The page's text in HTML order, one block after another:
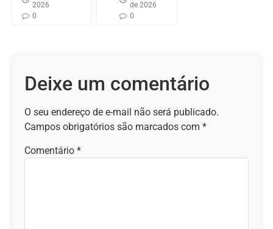
2026
0
de 2026
0
Deixe um comentário
O seu endereço de e-mail não será publicado.
Campos obrigatórios são marcados com *
Comentário *